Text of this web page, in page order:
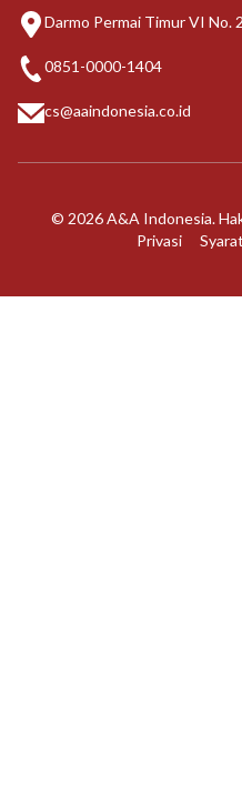
Darmo Permai Timur VI No.
0851-0000-1404
cs@aaindonesia.co.id
© 2026 A&A Indonesia.
Privasi